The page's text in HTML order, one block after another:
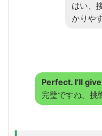
はい、
かりや
Perfect. I’ll
完璧ですね。挑